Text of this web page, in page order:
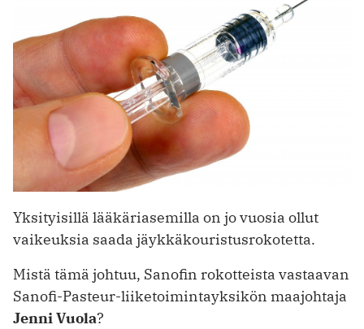
Yksityisillä lääkäriasemilla on jo vuosia ollut
vaikeuksia saada jäykkäkouristusrokotetta.
Mistä tämä johtuu, Sanofin rokotteista vastaavan
Sanofi-Pasteur-liiketoimintayksikön maajohtaja
Jenni Vuola?